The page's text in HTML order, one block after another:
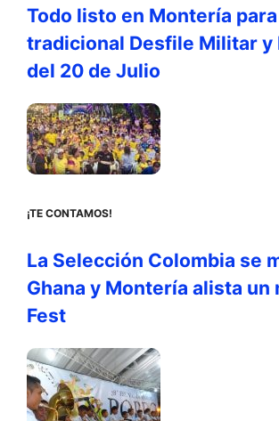
Todo listo en Montería
tradicional Desfile Militar y
del 20 de Julio
¡TE CONTAMOS!
La Selección Colombia se
Ghana y Montería alista un
Fest